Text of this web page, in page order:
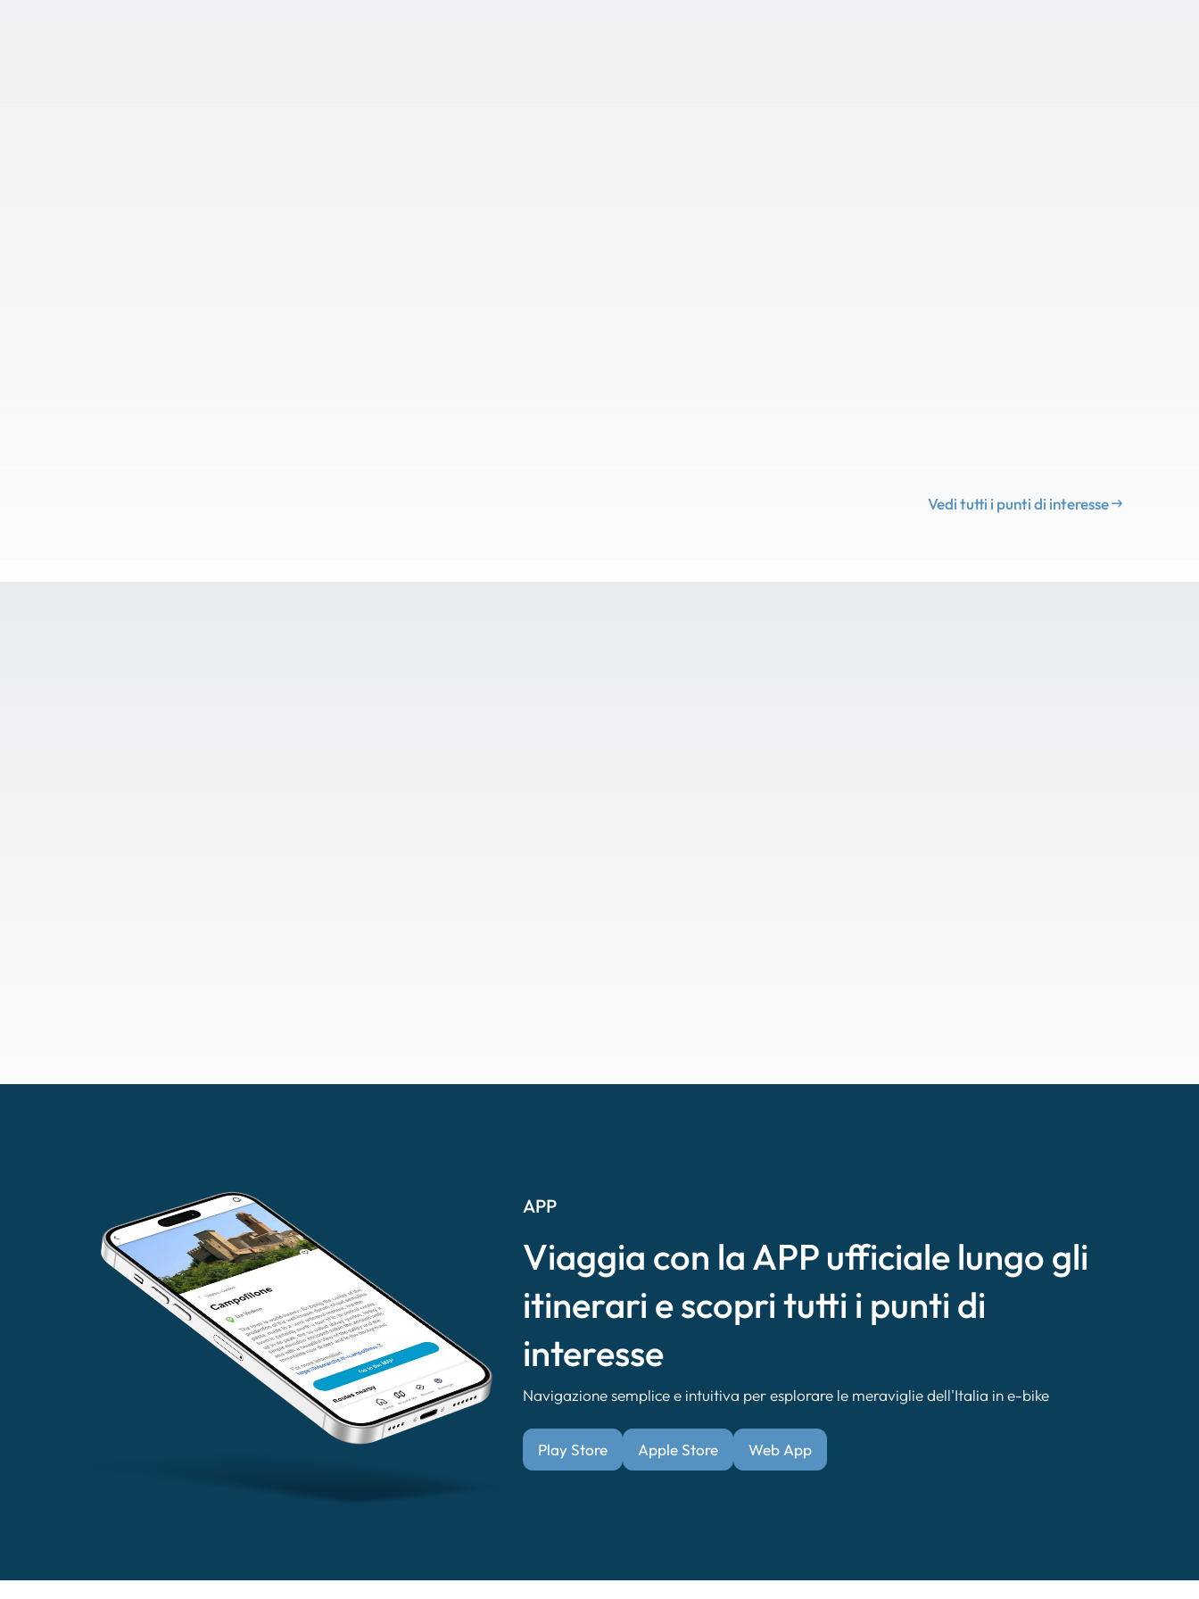
Vedi tutti i punti di interesse
APP
Viaggia con la APP ufficiale lungo gli
itinerari e scopri tutti i punti di
interesse
Navigazione semplice e intuitiva per esplorare le meraviglie dell'Italia in e-bike
Play Store Apple Store Web App